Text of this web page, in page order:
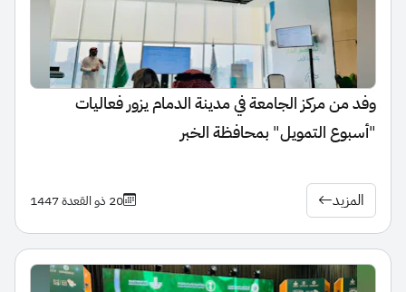
وفد من مركز الجامعة في مدينة الدمام يزور فعاليات
"أسبوع التمويل" بمحافظة الخبر
المزيد 20 ذو القعدة 1447